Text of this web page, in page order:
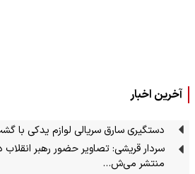
آخرین اخبار
دستگیری سارق سریالی لوازم یدکی با
سردار قریشی: تصاویر حضور رهبر
منتشر می‌ش…